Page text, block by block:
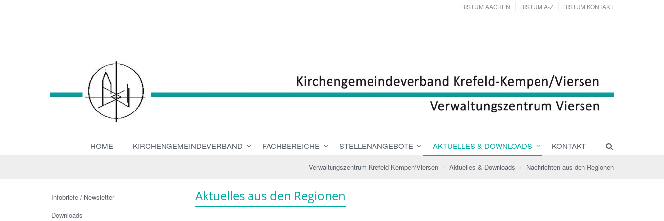
BISTUM AACHEN BISTUM A-Z BISTUM KONTAKT
HOME KIRCHENGEMEINDEVERBAND FACHBEREICHE STELLENANGEBOTE AKTUELLES & DOWNLOADS KONTAKT
Verwaltungszentrum Krefeld-Kempen/Viersen Aktuelles & Downloads Nachrichten aus den Regionen
Aktuelles aus den Regionen
Infobriefe / Newsletter
Downloads